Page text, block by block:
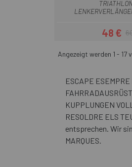
Preis
48 €
Angezeigt werden 1 - 17
ESCAPE
KUPPLUNGEN
RESOLDRE ELS
entsprechen. Wir
MARQUES.